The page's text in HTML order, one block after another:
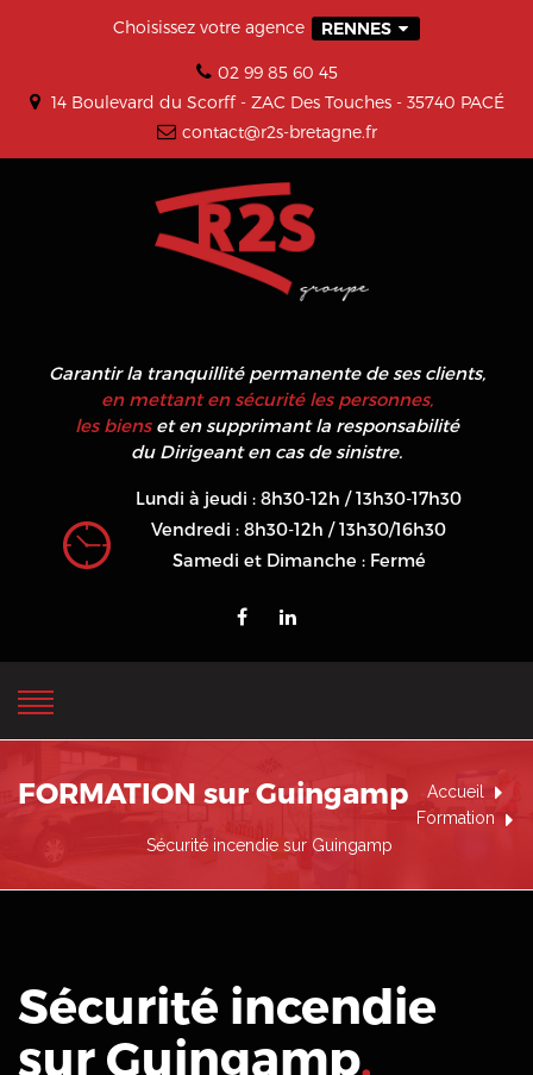
Choisissez votre agence RENNES
02 99 85 60 45
14 Boulevard du Scorff - ZAC Des Touches - 35740 PACÉ
contact@r2s-bretagne.fr
Garantir la tranquillité permanente de ses clients,
en mettant en sécurité les personnes,
les bienset en supprimant la responsabilité
du Dirigeant en cas de sinistre.
Lundi à jeudi : 8h30-12h / 13h30-17h30
Vendredi : 8h30-12h / 13h30/16h30
Samedi et Dimanche : Fermé
FORMATION sur Guingamp
Accueil
Formation
Sécurité incendie sur Guingamp
Sécurité incendie
sur Guingamp.